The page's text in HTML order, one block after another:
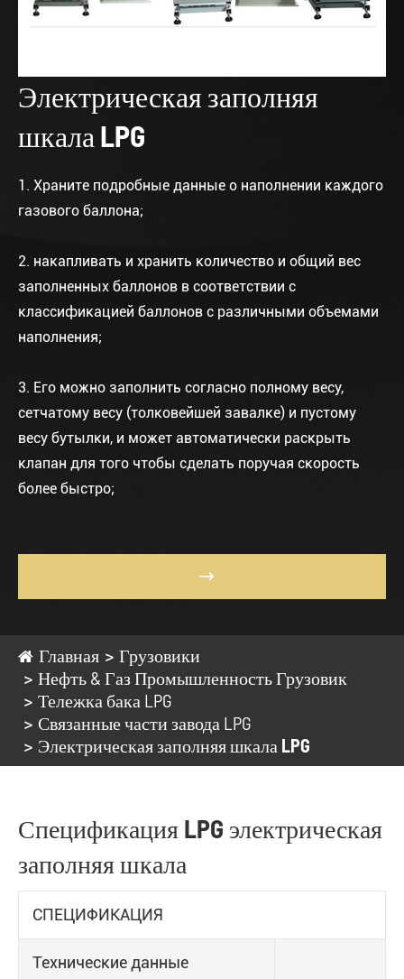
Электрическая заполняя
шкала LPG
1. Храните подробные данные о наполнении каждого
газового баллона;
2. накапливать и хранить количество и общий вес
заполненных баллонов в соответствии с
классификацией баллонов с различными объемами
наполнения;
3. Его можно заполнить согласно полному весу,
сетчатому весу (толковейшей завалке) и пустому
весу бутылки, и может автоматически раскрыть
клапан для того чтобы сделать поручая скорость
более быстро;

Главная
Грузовики
Нефть & Газ Промышленность Грузовик
Тележка бака LPG
Связанные части завода LPG
Электрическая заполняя шкала LPG
Спецификация LPG электрическая
заполняя шкала
СПЕЦИФИКАЦИЯ
Технические данные